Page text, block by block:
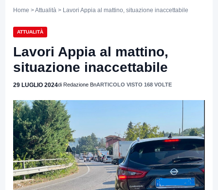
Home >Attualità > Lavori Appia al mattino, situazione inaccettabile
ATTUALITÀ
Lavori Appia al mattino,
situazione inaccettabile
29 LUGLIO 2024di Redazione BnARTICOLO VISTO 168 VOLTE